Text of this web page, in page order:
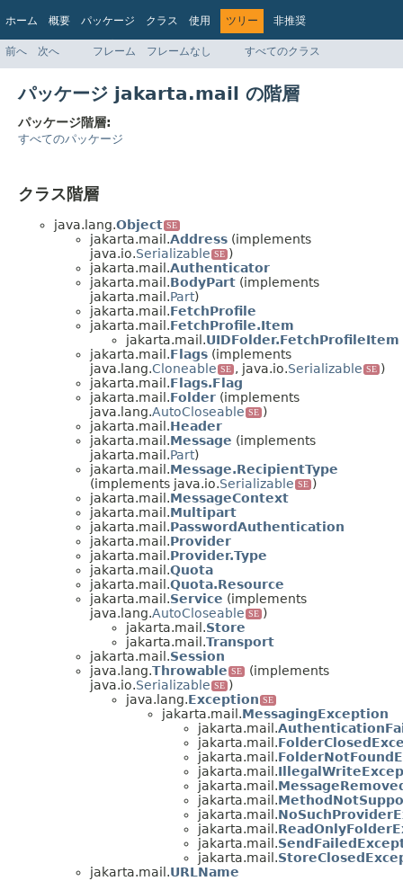
ホーム 概要 パッケージ クラス 使用 ツリー
非推奨
インデックス
ヘルプ
Jakarta EE Platform API v9.0.0
前へ 次へ フレーム フレームなし すべてのクラス
パッケージ jakarta.mail の階層
パッケージ階層:
すべてのパッケージ
クラス階層
java.lang.Object SE
jakarta.mail.Address (implements
java.io.Serializable SE )
jakarta.mail.Authenticator
jakarta.mail.BodyPart (implements
jakarta.mail.Part)
jakarta.mail.FetchProfile
jakarta.mail.FetchProfile.Item
jakarta.mail.UIDFolder.FetchProfileItem
jakarta.mail.Flags (implements
java.lang.Cloneable SE , java.io.Serializable SE )
jakarta.mail.Flags.Flag
jakarta.mail.Folder (implements
java.lang.AutoCloseable SE )
jakarta.mail.Header
jakarta.mail.Message (implements
jakarta.mail.Part)
jakarta.mail.Message.RecipientType
(implements java.io.Serializable SE )
jakarta.mail.MessageContext
jakarta.mail.Multipart
jakarta.mail.PasswordAuthentication
jakarta.mail.Provider
jakarta.mail.Provider.Type
jakarta.mail.Quota
jakarta.mail.Quota.Resource
jakarta.mail.Service (implements
java.lang.AutoCloseable SE )
jakarta.mail.Store
jakarta.mail.Transport
jakarta.mail.Session
java.lang.Throwable SE
(implements
java.io.Serializable SE )
java.lang.Exception SE
jakarta.mail.MessagingException
jakarta.mail.
jakarta.mail.
jakarta.mail.
jakarta.mail.
jakarta.mail.
jakarta.mail.
jakarta.mail.
jakarta.mail.
jakarta.mail.
jakarta.mail.
jakarta.mail.URLName